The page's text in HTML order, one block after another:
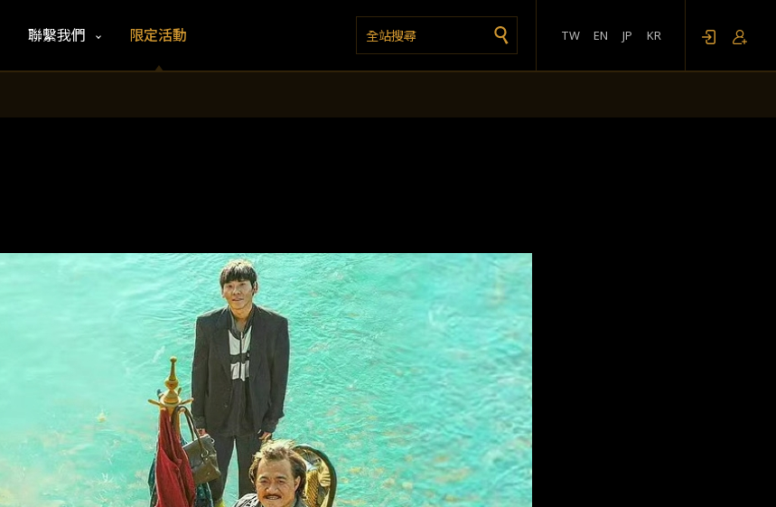
聯繫我們 限定活動 TW EN JP KR